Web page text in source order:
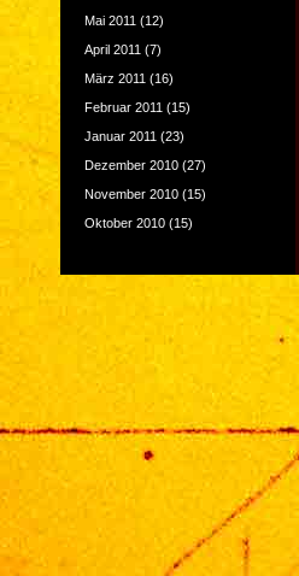
Mai 2011 (12)
April 2011 (7)
März 2011 (16)
Februar 2011 (15)
Januar 2011 (23)
Dezember 2010 (27)
November 2010 (15)
Oktober 2010 (15)